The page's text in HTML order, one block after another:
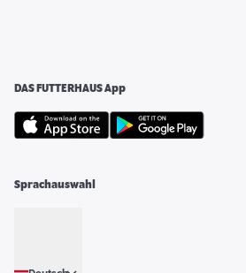
DAS FUTTERHAUS App
Sprachauswahl